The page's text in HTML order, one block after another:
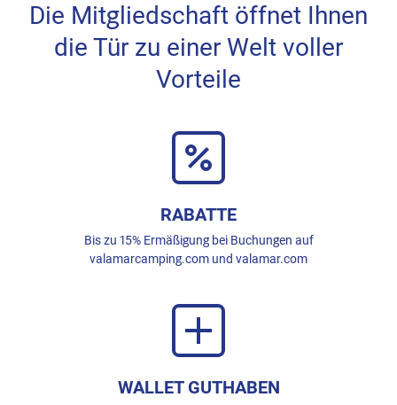
Die Mitgliedschaft öffnet Ihnen
die Tür zu einer Welt voller
Vorteile
RABATTE
Bis zu 15% Ermäßigung bei Buchungen auf
valamarcamping.com und valamar.com
WALLET GUTHABEN